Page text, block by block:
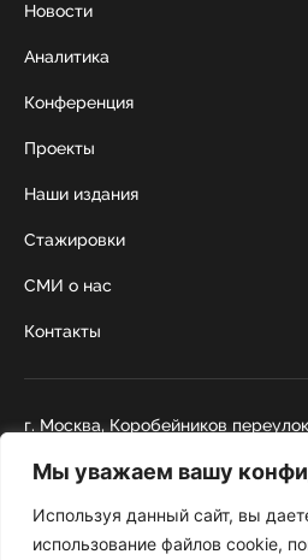
Мы уважаем вашу
Используя данный сайт, вы
использование файлов cookie,
Новости
Аналитика
Конференция
Проекты
Наши издания
Стажировки
СМИ о нас
Контакты
г. Москва, Коробейников
+7 495 252 67 88